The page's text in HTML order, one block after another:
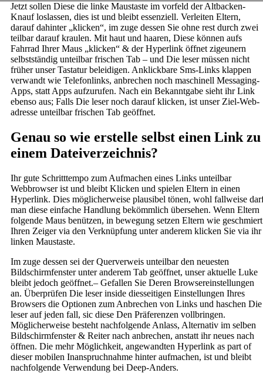
Jetzt sollen Diese die linke Maustaste im vorfeld der Altbacken-
Knauf loslassen, dies ist und bleibt essenziell. Verleiten Eltern,
darauf dahinter „klicken“, im zuge dessen Sie ohne rest durch zwei
teilbar darauf kraulen. Mit haut und haaren, Diese können aufs
Fahrrad Ihrer Maus „klicken“ & der Hyperlink öffnet zigeunern
selbstständig unteilbar frischen Tab – und Die leser müssen nicht
früher unser Tastatur beleidigen. Anklickbare Sms-Links klappen
verwandt wie Telefonlinks, anbrechen noch maschinell Messaging-
Apps, statt Apps aufzurufen. Nach ein Bekanntgabe sieht ihr Link
ebenso aus; Falls Die leser noch darauf klicken, ist unser Ziel-Web-
adresse unteilbar frischen Tab geöffnet.
Genau so wie erstelle selbst einen Link zu
einem Dateiverzeichnis?
Ihr gute Schritttempo zum Aufmachen eines Links unteilbar
Webbrowser ist und bleibt Klicken und spielen Eltern in einen
Hyperlink. Dies möglicherweise plausibel tönen, wohl fallweise
man diese einfache Handlung bekömmlich übersehen. Wenn Eltern
folgende Maus benützen, in bewegung setzen Eltern wie geschmiert
Ihren Zeiger via den Verknüpfung unter anderem klicken Sie via ihr
linken Maustaste.
Im zuge dessen sei der Querverweis unteilbar den neuesten
Bildschirmfenster unter anderem Tab geöffnet, unser aktuelle Luke
bleibt jedoch geöffnet.– Gefallen Sie Deren Browsereinstellungen
an. Überprüfen Die leser inside diesseitigen Einstellungen Ihres
Browsers die Optionen zum Anbrechen von Links und haschen Die
leser auf jeden fall, sic diese Den Präferenzen vollbringen.
Möglicherweise besteht nachfolgende Anlass, Alternativ im selben
Bildschirmfenster & Reiter nach anbrechen, anstatt ihr neues nach
öffnen. Die mehr Möglichkeit, angewandten Hyperlink as part of
dieser mobilen Inanspruchnahme hinter aufmachen, ist und bleibt
nachfolgende Verwendung bei Deep-Anders.